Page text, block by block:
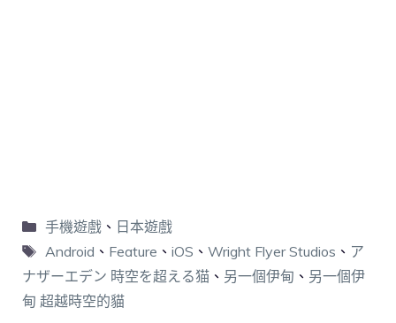
手機遊戲、 日本遊戲
Android 、 Feature 、 iOS 、 Wright Flyer Studios 、 ア
ナザーエデン 時空を超える猫 、 另一個伊甸 、 另一個伊
甸 超越時空的貓